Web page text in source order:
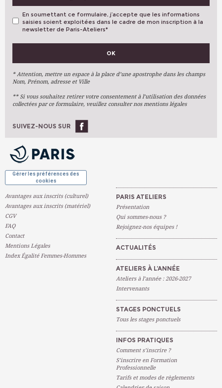
VOS PRÉFÉRENCES
Arts Plastiques
Arts Du Texte
Arts Numériques
Ateliers À L'année
En soumettant ce formulaire, j’accepte que les informations
saisies soient exploitées dans le cadre de mon inscription à la
newsletter de Paris-Ateliers*
OK
* Attention, mettre un espace à la place d’une apostrophe dans les champs
Nom, Prénom, adresse et Ville
** Si vous souhaitez retirer votre consentement à l’utilisation des données
collectées par ce formulaire, veuillez consulter nos mentions légales
SUIVEZ-NOUS SUR
Gérer les préférences des
cookies
Avantages aux inscrits (culturel)
Avantages aux inscrits (matériel)
CGV
FAQ
Contact
Mentions Légales
Index Égalité Femmes-Hommes
PARIS ATELIERS
Présentation
Qui sommes-nous ?
Rejoignez-nos équipes !
ACTUALITÉS
ATELIERS À L’ANNÉE
Ateliers à l’année : 2026-2027
Intervenants
STAGES PONCTUELS
Tous les stages ponctuels
INFOS PRATIQUES
Comment s’inscrire ?
S’inscrire en Formation
Professionnelle
Tarifs et modes de règlements